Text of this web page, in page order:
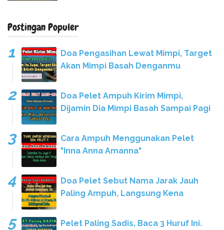
Postingan Populer
Doa Pengasihan Lewat Mimpi, Target
Akan Mimpi Basah Denganmu
Doa Pelet Ampuh Kirim Mimpi,
Dijamin Dia Mimpi Basah Sampai Pagi
Cara Ampuh Menggunakan Pelet
"Inna Anna Amanna"
Doa Pelet Sebut Nama Jarak Jauh
Paling Ampuh, Langsung Kena
Pelet Paling Sadis, Baca 3 Huruf Ini.